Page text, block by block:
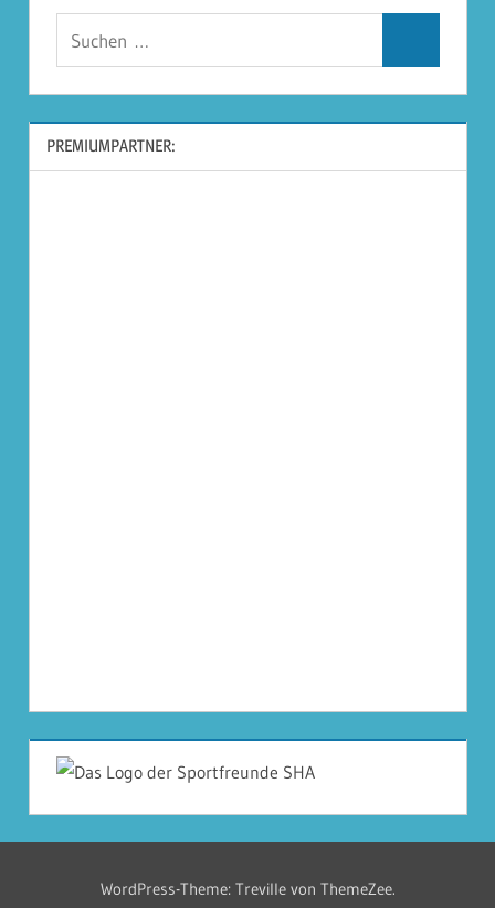
PREMIUMPARTNER:
WordPress-Theme: Treville von ThemeZee.